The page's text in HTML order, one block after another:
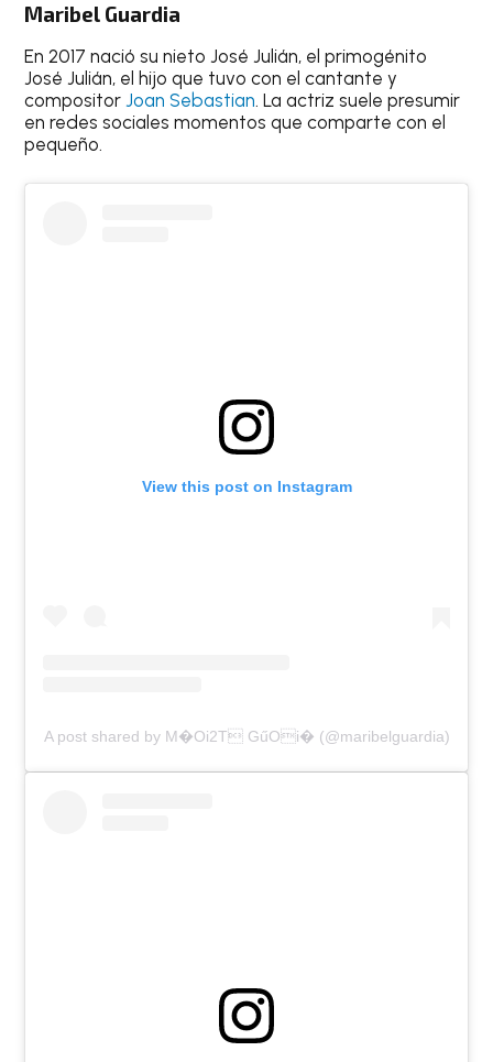
Maribel Guardia
En 2017 nació su nieto José Julián, el primogénito
José Julián, el hijo que tuvo con el cantante y
compositorJoan Sebastian. La actriz suele presumir
en redes sociales momentos que comparte con el
pequeño.
View this post on Instagram
A post shared by M�Oi2T GűOi� (@maribelguardia)